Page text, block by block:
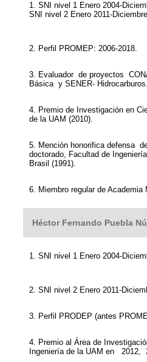
1. SNI nivel 1 Enero 2004-
SNI nivel 2 Enero 2011-
2. Perfil PROMEP: 2006-2018.
3. Evaluador de proyectos
Básica y SENER- Hidrocarburos.
4. Premio de Investigación en
de la UAM (2010).
5. Mención honorifica defensa
doctorado, Facultad de
Brasil (1991).
6. Miembro regular de Academia
Héctor Fernando Puebla
1. SNI nivel 1 Enero 2004-
2. SNI nivel 2 Enero 2011-
3. Perfil PRODEP (antes
4. Premio al Área de
Ingeniería de la UAM en 2012,